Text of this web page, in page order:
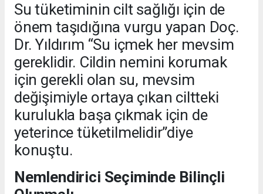
Su tüketiminin cilt sağlığı için de
önem taşıdığına vurgu yapan Doç.
Dr. Yıldırım “Su içmek her mevsim
gereklidir. Cildin nemini korumak
için gerekli olan su, mevsim
değişimiyle ortaya çıkan ciltteki
kurulukla başa çıkmak için de
yeterince tüketilmelidir”diye
konuştu.
Nemlendirici Seçiminde Bilinçli